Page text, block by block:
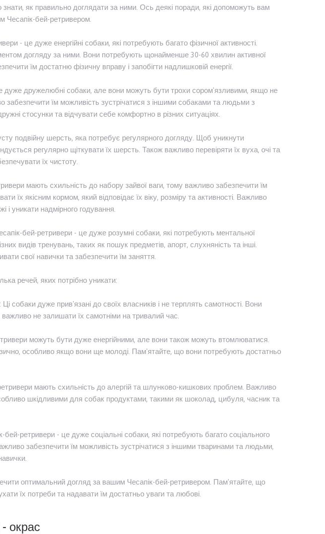
знати, як правильно доглядати за ними. Ось деякі поради, які допоможуть вам
Чесапік-бей-ретривером.
- це дуже енергійні собаки, які потребують багато фізичної активності.
догляду за ними. Вони потребують щонайменше 30-60 хвилин активної
їм достатню фізичну вправу і запобігти надлишковій енергії.
дуже дружелюбні собаки, але вони можуть бути трохи сором'язливими, якщо не
забезпечити їм можливість зустрічатися з іншими собаками та людьми з
стосунки та відчувати себе комфортно в різних ситуаціях.
подвійну шерсть, яка потребує регулярного догляду. Щоб уникнути
регулярно щіткувати їх шерсть. Також важливо перевіряти їх вуха, очі та
їх чистоту.
мають схильність до набору зайвої ваги, тому важливо забезпечити їм
їх якісним кормом, який відповідає їх віку, розміру та активності. Важливо
і уникати надмірного годування.
бей-ретривери - це дуже розумні собаки, які потребують ментальної
видів тренувань, таких як пошук предметів, апорт, слухняність та інші.
свої навички та забезпечити їм заняття.
речей, яких потрібно уникати:
собаки дуже прив'язані до своїх власників і не терплять самотності. Вони
не залишати їх самотніми на тривалий час.
можуть бути дуже енергійними, але вони також можуть втомлюватися.
особливо якщо вони ще молоді. Пам'ятайте, що вони потребують достатньо
мають схильність до алергій та шлунково-кишкових проблем. Важливо
шкідливими для собак продуктами, такими як шоколад, цибуля, часник та
бей-ретривери - це дуже соціальні собаки, які потребують багато соціального
забезпечити їм можливість зустрічатися з іншими тваринами та людьми,
оптимальний догляд за вашим Чесапік-бей-ретривером. Пам'ятайте, що
їх потреби та надавати їм достатньо уваги та любові.
окрас